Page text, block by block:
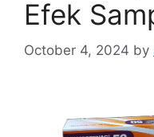
Efek
October 4, 2024 by